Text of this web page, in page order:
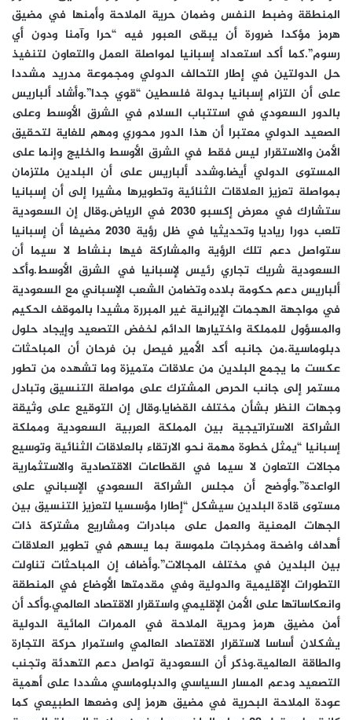
المنطقة وضبط النفس وضمان حرية الملاحة وأمنها في مضيق
هرمز مؤكدا ضرورة أن يبقى العبور فيه “حرا وآمنا ودون أي
رسوم”.كما أكد استعداد إسبانيا لمواصلة العمل والتعاون لتنفيذ
حل الدولتين في إطار التحالف الدولي ومجموعة مدريد مشددا
على أن التزام إسبانيا بدولة فلسطين “قوي جدا”.وأشاد ألباريس
بالدور السعودي في استتباب السلام في الشرق الأوسط وعلى
الصعيد الدولي معتبرا أن هذا الدور محوري ومهم للغاية لتحقيق
الأمن والاستقرار ليس فقط في الشرق الأوسط والخليج وإنما على
المستوى الدولي أيضا.وشدد ألباريس على أن البلدين ملتزمان
بمواصلة تعزيز العلاقات الثنائية وتطويرها مشيرا إلى أن إسبانيا
ستشارك في معرض إكسبو 2030 في الرياض.وقال إن السعودية
تلعب دورا رياديا وتحديثيا في ظل رؤية 2030 مضيفا أن إسبانيا
ستواصل دعم تلك الرؤية والمشاركة فيها بنشاط لا سيما أن
السعودية شريك تجاري رئيس لإسبانيا في الشرق الأوسط.وأكد
ألباريس دعم حكومة بلاده وتضامن الشعب الإسباني مع السعودية
في مواجهة الهجمات الإيرانية غير المبررة مشيدا بالموقف الحكيم
والمسؤول للمملكة واختيارها الدائم لخفض التصعيد وإيجاد حلول
دبلوماسية.من جانبه أكد الأمير فيصل بن فرحان أن المباحثات
عكست ما يجمع البلدين من علاقات متميزة وما تشهده من تطور
مستمر إلى جانب الحرص المشترك على مواصلة التنسيق وتبادل
وجهات النظر بشأن مختلف القضايا.وقال إن التوقيع على وثيقة
الشراكة الاستراتيجية بين المملكة العربية السعودية ومملكة
إسبانيا “يمثل خطوة مهمة نحو الارتقاء بالعلاقات الثنائية وتوسيع
مجالات التعاون لا سيما في القطاعات الاقتصادية والاستثمارية
الواعدة”.وأوضح أن مجلس الشراكة السعودي الإسباني على
مستوى قادة البلدين سيشكل “إطارا مؤسسيا لتعزيز التنسيق بين
الجهات المعنية والعمل على مبادرات ومشاريع مشتركة ذات
أهداف واضحة ومخرجات ملموسة بما يسهم في تطوير العلاقات
بين البلدين في مختلف المجالات”.وأضاف إن المباحثات تناولت
التطورات الإقليمية والدولية وفي مقدمتها الأوضاع في المنطقة
وانعكاساتها على الأمن الإقليمي واستقرار الاقتصاد العالمي.وأكد أن
أمن مضيق هرمز وحرية الملاحة في الممرات المائية الدولية
يشكلان أساسا لاستقرار الاقتصاد العالمي واستمرار حركة التجارة
والطاقة العالمية.وذكر أن السعودية تواصل دعم التهدئة وتجنب
التصعيد ودعم المسار السياسي والدبلوماسي مشددا على أهمية
عودة الملاحة البحرية في مضيق هرمز إلى وضعها الطبيعي كما